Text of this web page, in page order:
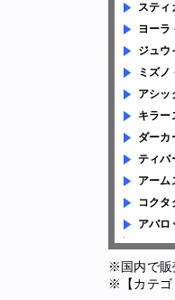
スティ
ヨーラ
ジュウ
ミズノ
アシッ
キラー
ダーカ
ティバ
アーム
コクタ
アバロ
※国内で販
※【カテゴ